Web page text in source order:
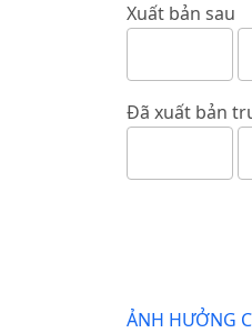
Xuất bản sau
Đã xuất bản
ẢNH HƯỞNG